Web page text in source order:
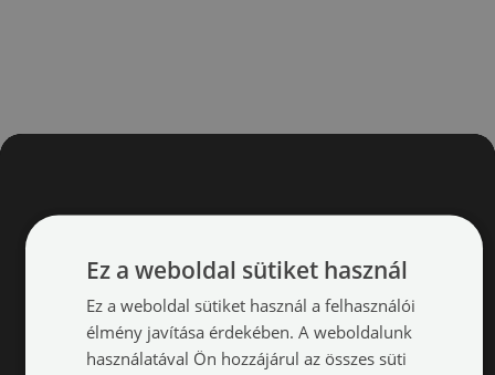
Ez a weboldal sütiket használ
Ez a weboldal sütiket használ a felhasználói
élmény javítása érdekében. A weboldalunk
használatával Ön hozzájárul az összes süti